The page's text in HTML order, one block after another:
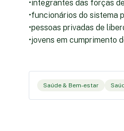
•integrantes das forças
•funcionários do sistema
•pessoas privadas de
•jovens em cumprimento
Saúde & Bem-estar